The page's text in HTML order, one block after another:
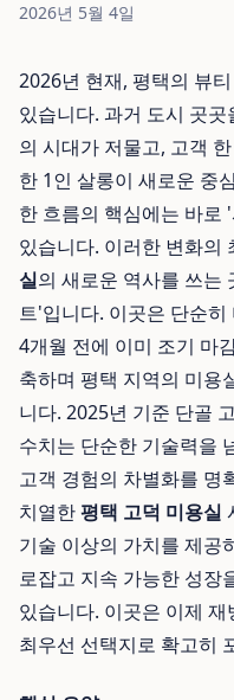
2026년 5월 4일
2026년 현재, 평택의 뷰
있습니다. 과거 도시 곳
의 시대가 저물고, 고객
한 1인 살롱이 새로운 중
한 흐름의 핵심에는 바로
있습니다. 이러한 변화의
실의 새로운 역사를 쓰는
트'입니다. 이곳은 단순
4개월 전에 이미 조기 마
축하며 평택 지역의 미용
니다. 2025년 기준 단골
수치는 단순한 기술력을
고객 경험의 차별화를 명
치열한평택 고덕 미용실
기술 이상의 가치를 제공
로잡고 지속 가능한 성장
있습니다. 이곳은 이제
최우선 선택지로 확고히